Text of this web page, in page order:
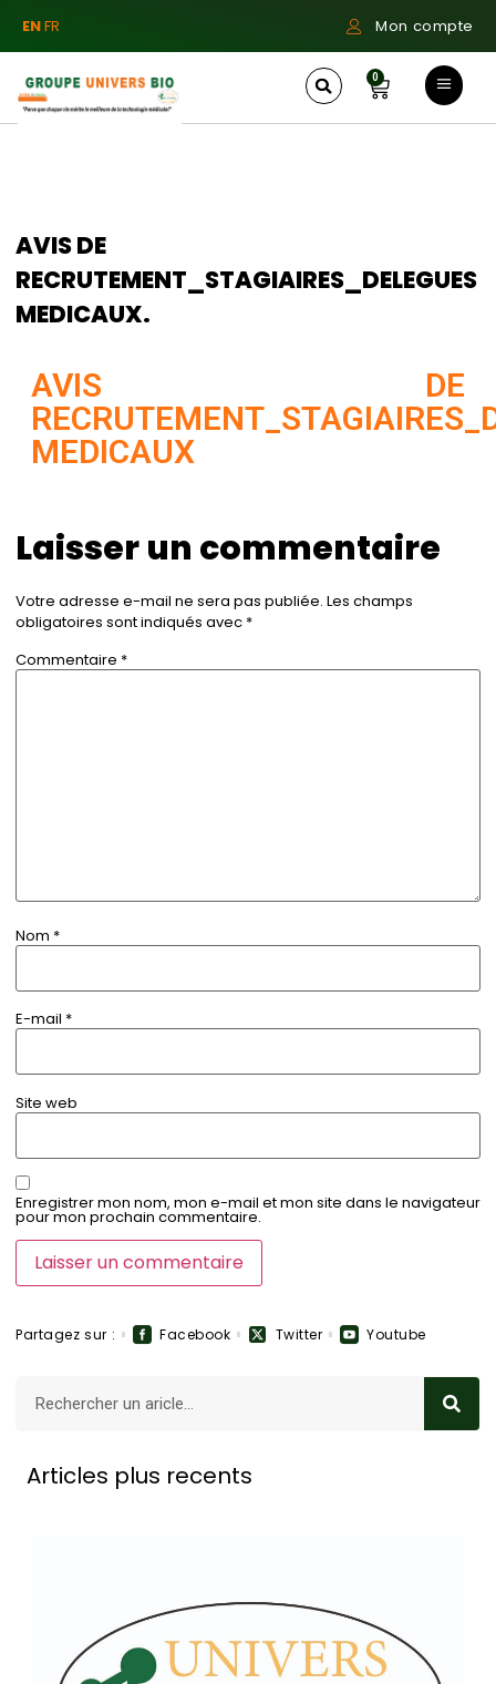
ENFR Mon compte
0
AVIS DE
RECRUTEMENT_STAGIAIRES_DELEGUES
MEDICAUX.
AVIS DE
MEDICAUX
Laisser un commentaire
Votre adresse e-mail ne sera pas publiée. Les champs
obligatoires sont indiqués avec *
Commentaire *
Nom *
E-mail *
Site web
Enregistrer mon nom, mon e-mail et mon site dans le navigateur
pour mon prochain commentaire.
Partagez sur : Facebook Twitter Youtube
Articles plus recents